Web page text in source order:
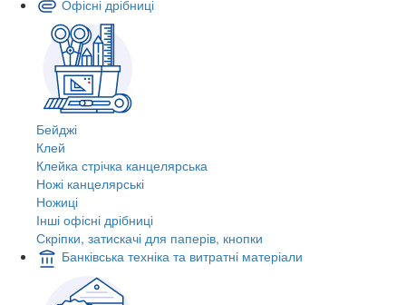
Офісні дрібниці
Бейджі
Клей
Клейка стрічка канцелярська
Ножі канцелярські
Ножиці
Інші офісні дрібниці
Скріпки, затискачі для паперів, кнопки
Банківська техніка та витратні матеріали